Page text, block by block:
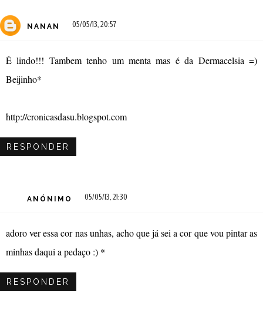
NANAN 05/05/13, 20:57
É lindo!!! Tambem tenho um menta mas é da Dermacelsia =)
Beijinho*
http://cronicasdasu.blogspot.com
RESPONDER
ANÓNIMO 05/05/13, 21:30
adoro ver essa cor nas unhas, acho que já sei a cor que vou pintar as
minhas daqui a pedaço :) *
RESPONDER